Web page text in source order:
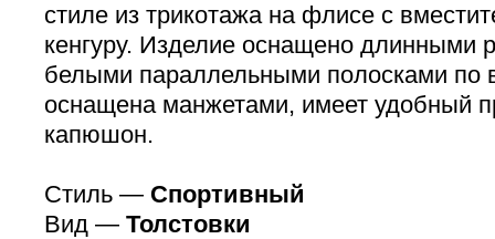
стиле из трикотажа на флисе с
кенгуру. Изделие оснащено длинными
белыми параллельными полосками по
оснащена манжетами, имеет удобный
капюшон.
Стиль — Спортивный
Вид — Толстовки